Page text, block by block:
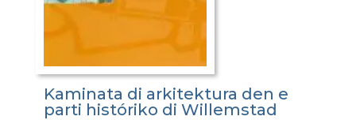
Kaminata di arkitektura den e
parti históriko di Willemstad